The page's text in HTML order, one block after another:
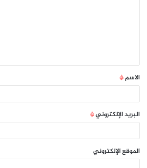
الاسم*
البريد الإلكتروني*
الموقع الإلكتروني